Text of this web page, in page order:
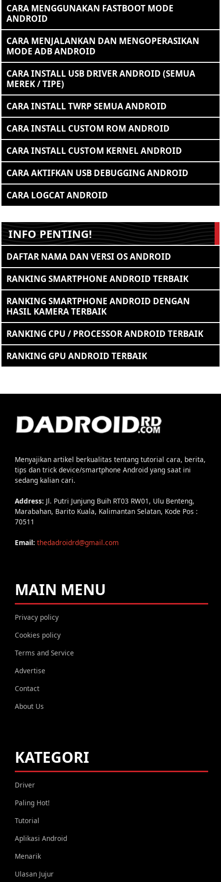
CARA MENGGUNAKAN FASTBOOT MODE
ANDROID
CARA MENJALANKAN DAN MENGOPERASIKAN
MODE ADB ANDROID
CARA INSTALL USB DRIVER ANDROID (SEMUA
MEREK / TIPE)
CARA INSTALL TWRP SEMUA ANDROID
CARA INSTALL CUSTOM ROM ANDROID
CARA INSTALL CUSTOM KERNEL ANDROID
CARA AKTIFKAN USB DEBUGGING ANDROID
CARA LOGCAT ANDROID
INFO PENTING!
DAFTAR NAMA DAN VERSI OS ANDROID
RANKING SMARTPHONE ANDROID TERBAIK
RANKING SMARTPHONE ANDROID DENGAN
HASIL KAMERA TERBAIK
RANKING CPU / PROCESSOR ANDROID TERBAIK
RANKING GPU ANDROID TERBAIK
Menyajikan artikel berkualitas tentang tutorial cara, berita,
tips dan trick device/smartphone Android yang saat ini
sedang kalian cari.
Address: Jl. Putri Junjung Buih RT03 RW01, Ulu Benteng,
Marabahan, Barito Kuala, Kalimantan Selatan, Kode Pos :
70511
Email: thedadroidrd@gmail.com
MAIN MENU
Privacy policy
Cookies policy
Terms and Service
Advertise
Contact
About Us
KATEGORI
Driver
Paling Hot!
Tutorial
Aplikasi Android
Menarik
Ulasan Jujur